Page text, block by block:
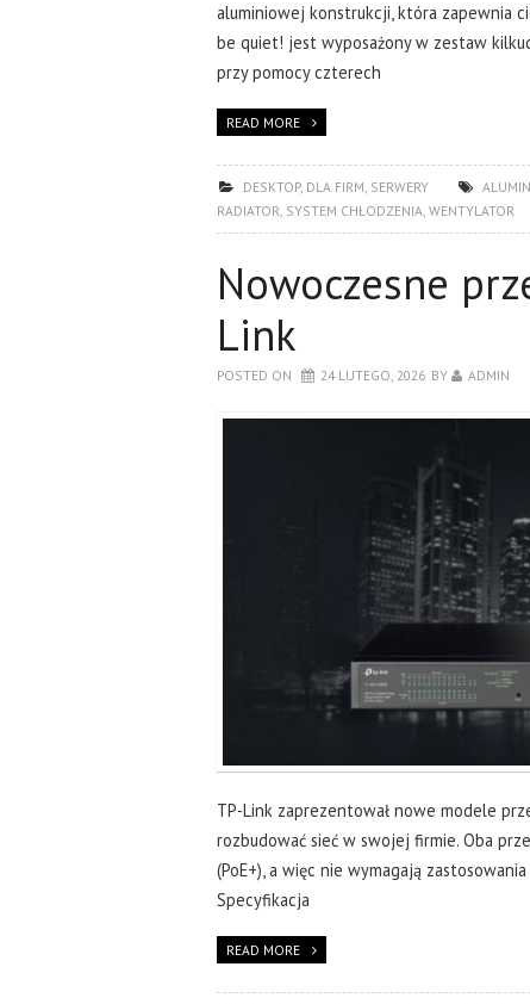
aluminiowej konstrukcji, która zapewnia
be quiet! jest wyposażony w zestaw
przy pomocy czterech
READ MORE
DESKTOP, DLA FIRM, SERWERY
RADIATOR, SYSTEM CHŁODZENIA, WENTYLATOR
Nowoczesne
Link
POSTED ON 24 LUTEGO, 2026 BY ADMIN
TP-Link zaprezentował nowe modele
rozbudować sieć w swojej firmie. Oba
(PoE+), a więc nie wymagają
Specyfikacja
READ MORE